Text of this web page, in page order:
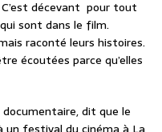
décevant pour tout
sont dans le film.
raconté leurs histoires.
écoutées parce qu’elles
dit que le